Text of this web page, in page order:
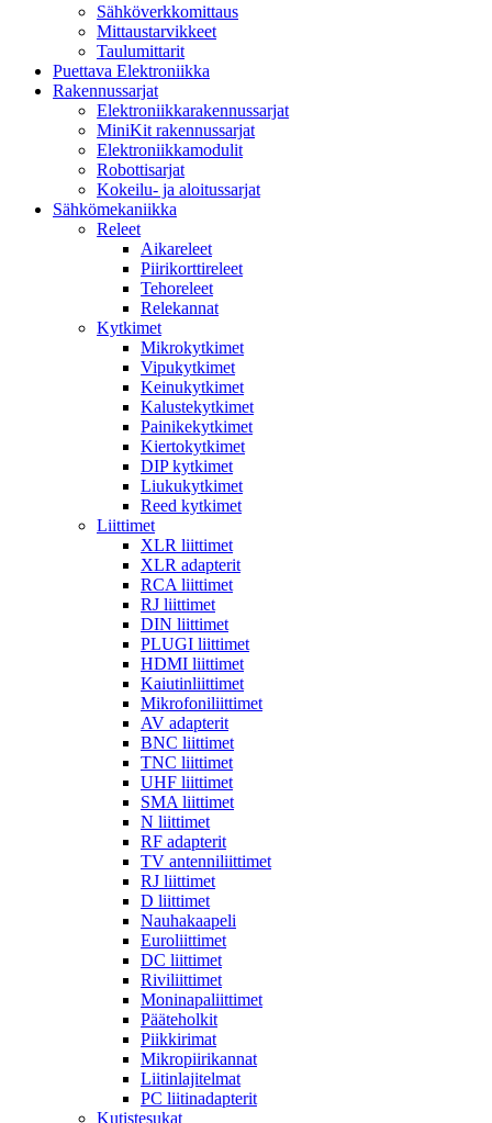
Sähköverkkomittaus
Mittaustarvikkeet
Taulumittarit
Puettava Elektroniikka
Rakennussarjat
Elektroniikkarakennussarjat
MiniKit rakennussarjat
Elektroniikkamodulit
Robottisarjat
Kokeilu- ja aloitussarjat
Sähkömekaniikka
Releet
Aikareleet
Piirikorttireleet
Tehoreleet
Relekannat
Kytkimet
Mikrokytkimet
Vipukytkimet
Keinukytkimet
Kalustekytkimet
Painikekytkimet
Kiertokytkimet
DIP kytkimet
Liukukytkimet
Reed kytkimet
Liittimet
XLR liittimet
XLR adapterit
RCA liittimet
RJ liittimet
DIN liittimet
PLUGI liittimet
HDMI liittimet
Kaiutinliittimet
Mikrofoniliittimet
AV adapterit
BNC liittimet
TNC liittimet
UHF liittimet
SMA liittimet
N liittimet
RF adapterit
TV antenniliittimet
RJ liittimet
D liittimet
Nauhakaapeli
Euroliittimet
DC liittimet
Riviliittimet
Moninapaliittimet
Pääteholkit
Piikkirimat
Mikropiirikannat
Liitinlajitelmat
PC liitinadapterit
Kutistesukat